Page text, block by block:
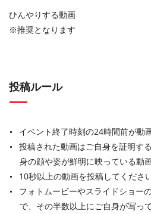
ひんやりする動画
※推奨となります
投稿ルール
イベント終了時刻の24時間前が動
投稿された動画はご自身を証明す
身の顔や姿が鮮明に映っている動
10秒以上の動画を投稿してください
フォトムービーやスライドショー
で、その半数以上にご自身が写っ